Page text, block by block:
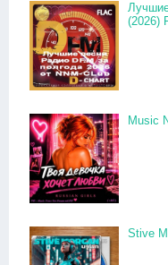
(2026)
Music
Stive